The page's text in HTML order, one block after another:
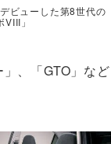
ビューした第8世代の
VIII」
、「GTO」など